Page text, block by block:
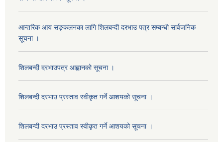
आन्तरिक आय सङ्कलनका लागि शिलबन्दी दरभाउ पत्र सम्बन्धी सार्वजनिक
सूचना ।
शिलबन्दी दरभाउपत्र आह्वानको सूचना ।
शिलबन्दी दरभाउ प्रस्ताव स्वीकृत गर्ने आशयको सूचना ।
शिलबन्दी दरभाउ प्रस्ताव स्वीकृत गर्ने आशयको सूचना ।